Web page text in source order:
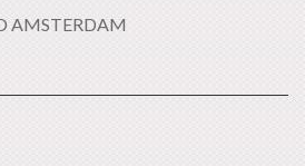
AMSTERDAM